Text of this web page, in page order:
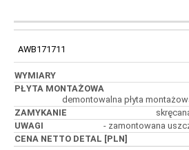
AWB171711
demontowalna płyta
- zamontowana